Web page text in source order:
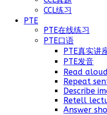
CCL练习
PTE
PTE在线练习
PTE口语
PTE真实讲
PTE发音
Read aloud
Repeat
Describe
Retell
Answer